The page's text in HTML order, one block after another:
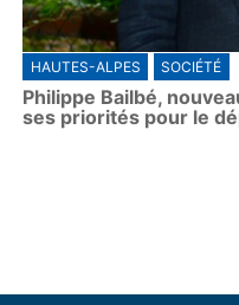
HAUTES-ALPES SOCIÉTÉ
Philippe Bailbé,
ses priorités pour le